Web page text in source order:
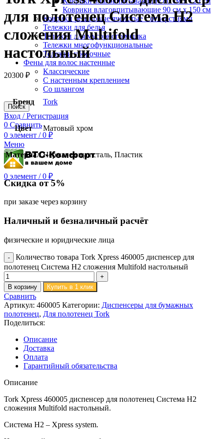
Коврики влаговпитывающие 90 см х 150 см
Коврики резиновые ячеистые с отверстиями
Тележки для белья
Тележки для мусорного мешка
Тележки многофункциональные
Тележки уборочные
Фены для волос настенные
Классические
С настенным креплением
Со шлангом
Поиск
Вход / Регистрация
0 Сравнить
0 элемент / 0 ₽
Меню
0 элемент / 0 ₽
для полотенец Система H2
сложения Multifold
настольный
20300 ₽
Бренд Tork
Цвет Матовый хром
Материал Нержавеющая сталь, Пластик
Скидка от 5%
при заказе через корзину
Наличный и безналичный расчёт
физические и юридические лица
Количество товара Tork Xpress 460005 диспенсер для
полотенец Система H2 сложения Multifold настольный
В корзину Купить в 1 клик
Сравнить
Артикул: 460005 Категории: Диспенсеры для бумажных
полотенец, Для полотенец Tork
Поделиться:
Описание
Доставка
Оплата
Гарантийный обязательства
Описание
Tork Xpress 460005 диспенсер для полотенец Система H2
сложения Multifold настольный.
Система Н2 – Xpress system.